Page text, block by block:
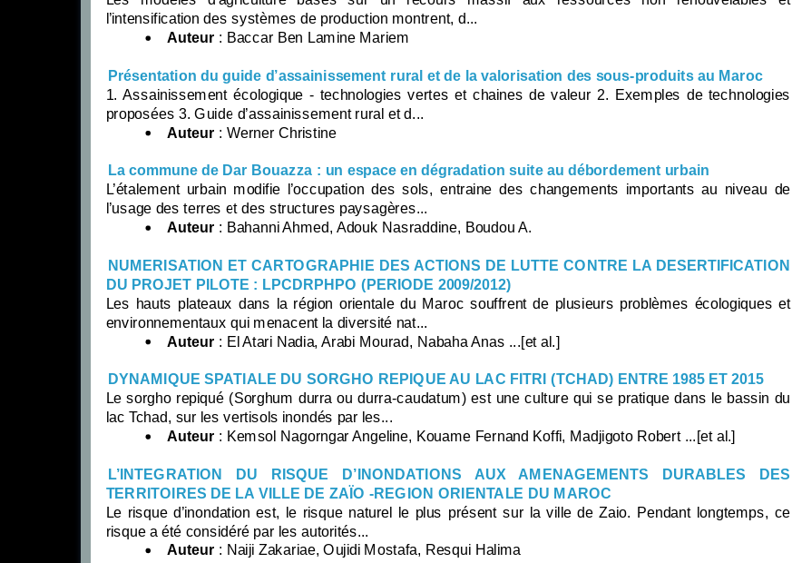
l’intensification des systèmes de production montrent, d...
Auteur : Baccar Ben Lamine Mariem
Présentation du guide d’assainissement rural et de la valorisation des sous-produits au Maroc
1. Assainissement écologique - technologies vertes et chaines de valeur 2. Exemples de technologies
proposées 3. Guide d’assainissement rural et d...
Auteur : Werner Christine
La commune de Dar Bouazza : un espace en dégradation suite au débordement urbain
L’étalement urbain modifie l’occupation des sols, entraine des changements importants au niveau de
l’usage des terres et des structures paysagères...
Auteur : Bahanni Ahmed, Adouk Nasraddine, Boudou A.
NUMERISATION ET CARTOGRAPHIE DES ACTIONS DE LUTTE CONTRE LA DESERTIFICATION
DU PROJET PILOTE : LPCDRPHPO (PERIODE 2009/2012)
Les hauts plateaux dans la région orientale du Maroc souffrent de plusieurs problèmes écologiques et
environnementaux qui menacent la diversité nat...
Auteur : El Atari Nadia, Arabi Mourad, Nabaha Anas ...[et al.]
DYNAMIQUE SPATIALE DU SORGHO REPIQUE AU LAC FITRI (TCHAD) ENTRE 1985 ET 2015
Le sorgho repiqué (Sorghum durra ou durra-caudatum) est une culture qui se pratique dans le bassin du
lac Tchad, sur les vertisols inondés par les...
Auteur : Kemsol Nagorngar Angeline, Kouame Fernand Koffi, Madjigoto Robert ...[et al.]
L’INTEGRATION DU RISQUE D’INONDATIONS AUX AMENAGEMENTS DURABLES DES
TERRITOIRES DE LA VILLE DE ZAÏO -REGION ORIENTALE DU MAROC
Le risque d’inondation est, le risque naturel le plus présent sur la ville de Zaio. Pendant longtemps, ce
risque a été considéré par les autorités...
Auteur : Naiji Zakariae, Oujidi Mostafa, Resqui Halima